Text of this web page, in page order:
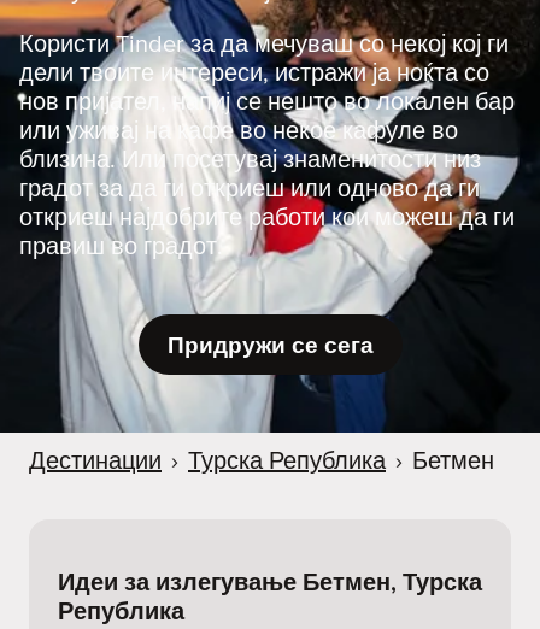
Користи Tinder за да мечуваш со некој кој ги
дели твоите интереси, истражи ја ноќта со
нов пријател, напиј се нешто во локален бар
или уживај на кафе во некое кафуле во
близина. Или посетувај знаменитости низ
градот за да ги откриеш или одново да ги
откриеш најдобрите работи кои можеш да ги
правиш во градот.
Придружи се сега
Дестинации › Турска Република › Бетмен
Идеи за излегување Бетмен, Турска
Република